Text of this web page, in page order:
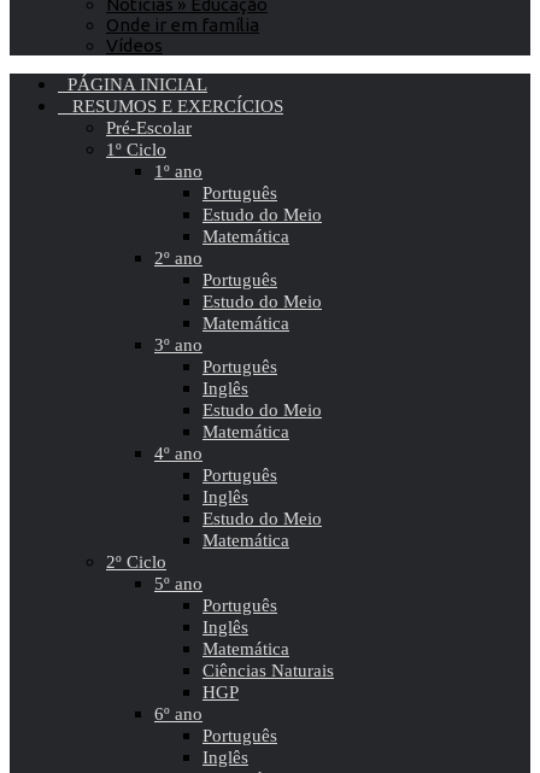
Notícias » Educação
Onde ir em família
Vídeos
PÁGINA INICIAL
RESUMOS E EXERCÍCIOS
Pré-Escolar
1º Ciclo
1º ano
Português
Estudo do Meio
Matemática
2º ano
Português
Estudo do Meio
Matemática
3º ano
Português
Inglês
Estudo do Meio
Matemática
4º ano
Português
Inglês
Estudo do Meio
Matemática
2º Ciclo
5º ano
Português
Inglês
Matemática
Ciências Naturais
HGP
6º ano
Português
Inglês